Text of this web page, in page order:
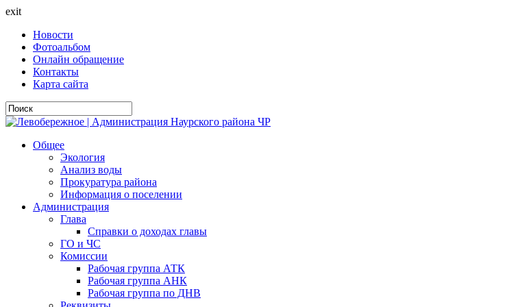
exit
Новости
Фотоальбом
Онлайн обращение
Контакты
Карта сайта
Общее
Экология
Анализ воды
Прокуратура района
Информация о поселении
Администрация
Глава
Справки о доходах главы
ГО и ЧС
Комиссии
Рабочая группа АТК
Рабочая группа АНК
Рабочая группа по ДНВ